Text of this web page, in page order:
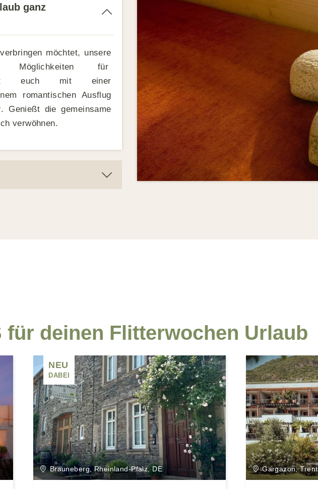
ganz
möchtet, unsere
für
euch mit einer
romantischen Ausflug
. Genießt die gemeinsame
verwöhnen.
für deinen Flitterwochen Urlaub
Brauneberg, Rheinland-Pfalz, DE
NEU
DABEI
Gargazon,